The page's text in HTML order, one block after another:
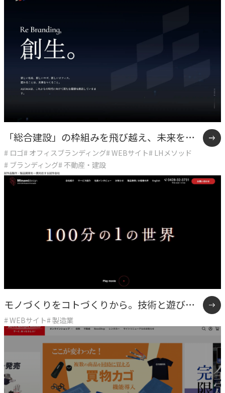
カルチャー
→
変化を楽しむ組織風土
COMPANY
ライオンハートの基本情報
LH&creatives Inc.
グループ会社（海外拠点）の紹介
役員紹介
経営チームの紹介
「総合建設」の枠組みを飛び越え、未来をデ
ザインする多角化複合体へ。確かな仕事の美
学と「余白」を体現したASITAKAのリブラン
# ロゴ# オフィスブランディング# WEBサイト# LHメソッド
# ブランディング# 不動産・建設
モノづくりをコトづくりから。技術と遊び心
で伴走するソリューションサイト
# WEBサイト# 製造業